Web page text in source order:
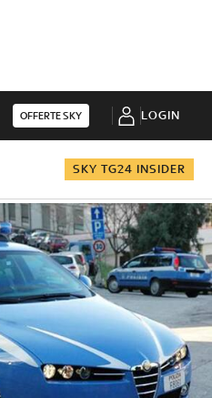
OFFERTE SKY LOGIN
SKY TG24 INSIDER